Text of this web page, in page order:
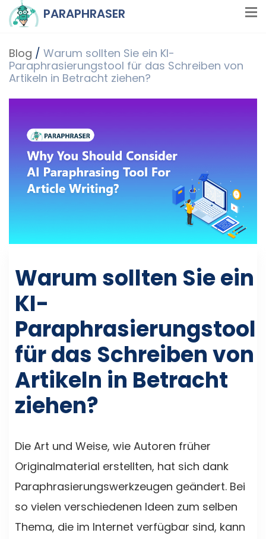
PARAPHRASER
Blog / Warum sollten Sie ein KI-
Paraphrasierungstool für das Schreiben von
Artikeln in Betracht ziehen?
Warum sollten Sie ein
KI-
Paraphrasierungstool
für das Schreiben von
Artikeln in Betracht
ziehen?
Die Art und Weise, wie Autoren früher
Originalmaterial erstellten, hat sich dank
Paraphrasierungswerkzeugen geändert. Bei
so vielen verschiedenen Ideen zum selben
Thema, die im Internet verfügbar sind, kann